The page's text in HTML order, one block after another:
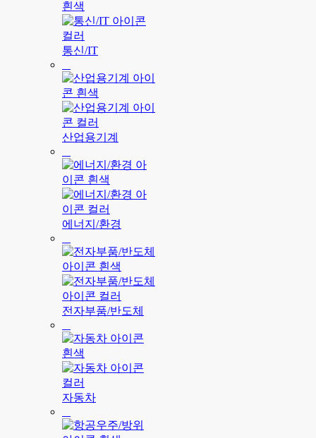
통신/IT
산업용기계
에너지/환경
전자부품/반도체
자동차